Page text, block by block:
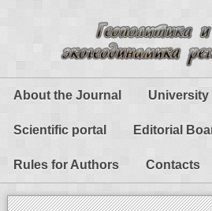
About the Journal University
Scientific portal Editorial
Rules for Authors Contacts